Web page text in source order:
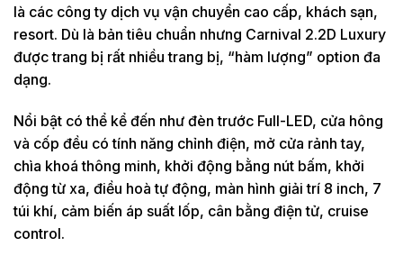
là các công ty dịch vụ vận chuyển cao cấp, khách sạn,
resort. Dù là bản tiêu chuẩn nhưng Carnival 2.2D Luxury
được trang bị rất nhiều trang bị, “hàm lượng” option đa
dạng.
Nổi bật có thể kể đến như đèn trước Full-LED, cửa hông
và cốp đều có tính năng chỉnh điện, mở cửa rảnh tay,
chìa khoá thông minh, khởi động bằng nút bấm, khởi
động từ xa, điều hoà tự động, màn hình giải trí 8 inch, 7
túi khí, cảm biến áp suất lốp, cân bằng điện tử, cruise
control.